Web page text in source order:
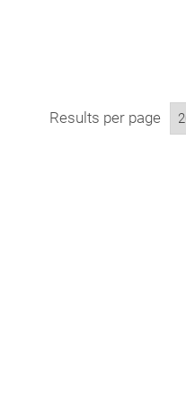
Results per page